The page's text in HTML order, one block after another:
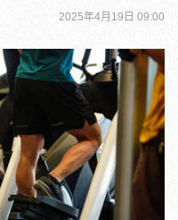
2025年4月19日 09:00